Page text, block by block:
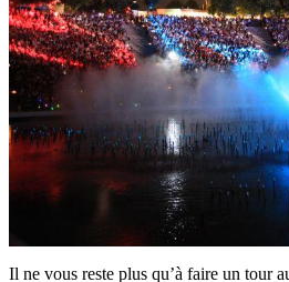
Il ne vous reste plus qu’à faire un tour